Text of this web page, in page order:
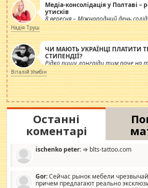
Медіа-консолідація у Полтаві –
утисків
8 вересня – Міжнародний день
журналістів.
Надія Труш
ЧИ МАЮТЬ УКРАЇНЦІ ПЛАТИТИ
СТИПЕНДІЇ?
Рідко пишу лонгріди тим паче на
просто дістало! Обурюють
навколо стипендіального
роздувається ще одна соціальна
Віталій Улибін
Останні
коментарі
ischenko peter: ⇒ blts-tattoo.com
Gor:Сейчас рынок мебели
причем предлагают реально